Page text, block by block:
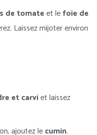
de tomateet lefoie de
Laissez mijoter environ
et carviet laissez
ajoutez lecumin.